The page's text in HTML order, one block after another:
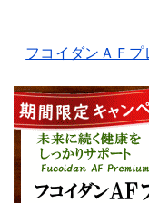
フコイダンＡＦ